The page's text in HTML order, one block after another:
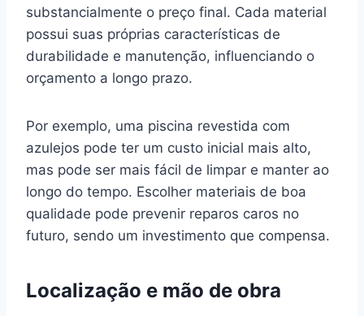
substancialmente o preço final. Cada material
possui suas próprias características de
durabilidade e manutenção, influenciando o
orçamento a longo prazo.
Por exemplo, uma piscina revestida com
azulejos pode ter um custo inicial mais alto,
mas pode ser mais fácil de limpar e manter ao
longo do tempo. Escolher materiais de boa
qualidade pode prevenir reparos caros no
futuro, sendo um investimento que compensa.
Localização e mão de obra